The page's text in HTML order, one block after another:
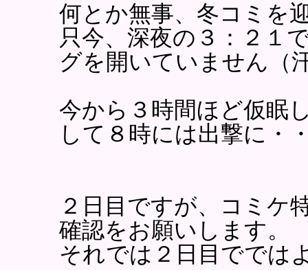
何とか無事、冬コミを
只今、深夜の３：２１
グを開いていません（
今から３時間ほど仮眠
して８時には出撃に・
２日目ですが、コミケ
確認をお願いします。
それでは２日目ででは